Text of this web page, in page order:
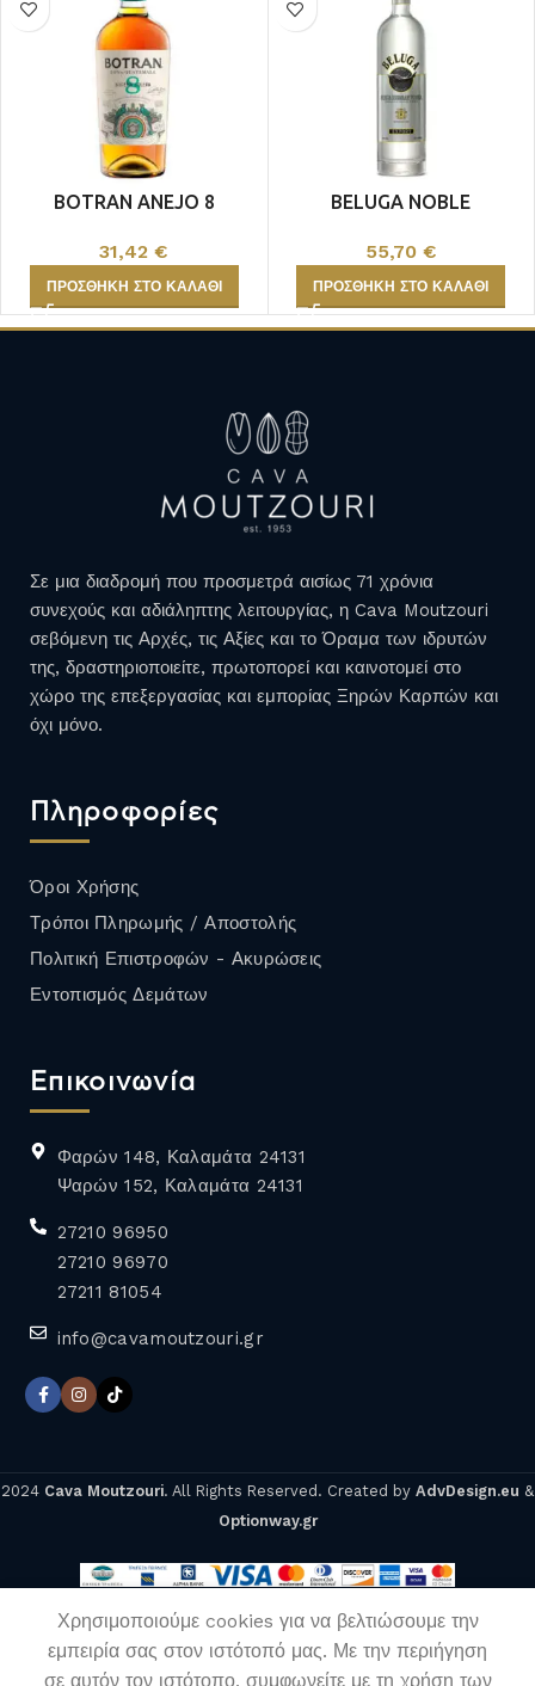
BOTRAN ANEJO 8
31,42€
ΠΡΟΣΘΉΚΗ ΣΤΟ ΚΑΛΆΘΙ
BELUGA NOBLE
55,70 €
ΠΡΟΣΘΉΚΗ ΣΤΟ ΚΑΛΆΘΙ
Σε μια διαδρομή που προσμετρά αισίως 71 χρόνια
συνεχούς και αδιάληπτης λειτουργίας, η Cava Moutzouri
σεβόμενη τις Αρχές, τις Αξίες και το Όραμα των ιδρυτών
της, δραστηριοποιείτε, πρωτοπορεί και καινοτομεί στο
χώρο της επεξεργασίας και εμπορίας Ξηρών Καρπών και
όχι μόνο.
Πληροφορίες
Όροι Χρήσης
Τρόποι Πληρωμής / Αποστολής
Πολιτική Επιστροφών - Ακυρώσεις
Εντοπισμός Δεμάτων
Επικοινωνία
Φαρών 148, Καλαμάτα 24131
Ψαρών 152, Καλαμάτα 24131
27210 96950
27210 96970
27211 81054
info@cavamoutzouri.gr
2024 Cava Moutzouri. All Rights Reserved. Created by AdvDesign.eu &
Optionway.gr
Χρησιμοποιούμε cookies για να βελτιώσουμε την
εμπειρία σας στον ιστότοπό μας. Με την περιήγηση
σε αυτόν τον ιστότοπο, συμφωνείτε με τη χρήση των
OLMECA
ALTOS
REPOSADO
34,97 € ΠΡΟΣΘΉΚΗ
0